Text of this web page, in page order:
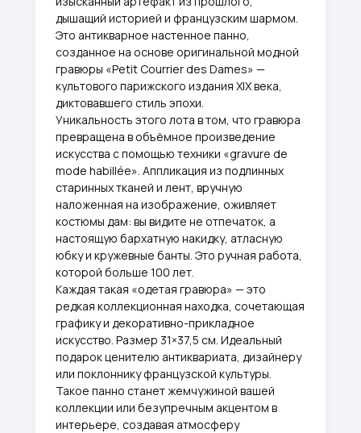
дышащий историей и французским шармом.
Это антикварное настенное панно,
созданное на основе оригинальной модной
гравюры «Petit Courrier des Dames» —
культового парижского издания XIX века,
диктовавшего стиль эпохи.
Уникальность этого лота в том, что гравюра
превращена в объёмное произведение
искусства с помощью техники «gravure de
mode habillée». Аппликация из подлинных
старинных тканей и лент, вручную
наложенная на изображение, оживляет
костюмы дам: вы видите не отпечаток, а
настоящую бархатную накидку, атласную
юбку и кружевные банты. Это ручная работа,
которой больше 100 лет.
Каждая такая «одетая гравюра» — это
редкая коллекционная находка, сочетающая
графику и декоративно-прикладное
искусство. Размер 31×37,5 см. Идеальный
подарок ценителю антиквариата, дизайнеру
или поклоннику французской культуры.
Такое панно станет жемчужиной вашей
коллекции или безупречным акцентом в
интерьере, создавая атмосферу